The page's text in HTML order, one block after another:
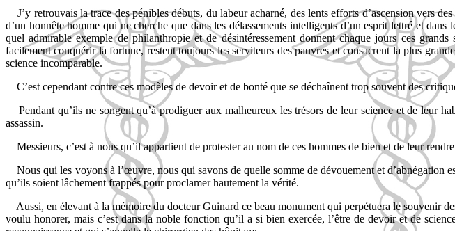
J’y retrouvais la trace des pénibles débuts, du labeur acharné, des lents efforts d’ascension vers
d’un honnête homme qui ne cherche que dans les délassements intelligents d’un esprit lettré et
quel admirable exemple de philanthropie et de désintéressement donnent chaque jours ces
facilement conquérir la fortune, restent toujours les serviteurs des pauvres et consacrent la plus
science incomparable.
C’est cependant contre ces modèles de devoir et de bonté que se déchaînent trop souvent des
Pendant qu’ils ne songent qu’à prodiguer aux malheureux les trésors de leur science et de leur
assassin.
Messieurs, c’est à nous qu’il appartient de protester au nom de ces hommes de bien et de leur
Nous qui les voyons à l’œuvre, nous qui savons de quelle somme de dévouement et
qu’ils soient lâchement frappés pour proclamer hautement la vérité.
Aussi, en élevant à la mémoire du docteur Guinard ce beau monument qui perpétuera le souvenir
voulu honorer, mais c’est dans la noble fonction qu’il a si bien exercée, l’être de devoir et de